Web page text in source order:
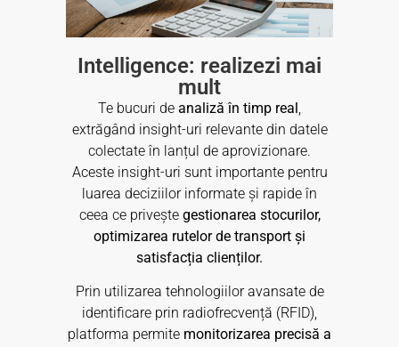
Intelligence: realizezi mai
mult
Te bucuri de analiză în timp real,
extrăgând insight-uri relevante din datele
colectate în lanțul de aprovizionare.
Aceste insight-uri sunt importante pentru
luarea deciziilor informate și rapide în
ceea ce priveștegestionarea stocurilor,
optimizarea rutelor de transport și
satisfacția clienților.
Prin utilizarea tehnologiilor avansate de
identificare prin radiofrecvență (RFID),
platforma permite monitorizarea precisă a